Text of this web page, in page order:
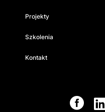
Projekty
Szkolenia
Kontakt
 